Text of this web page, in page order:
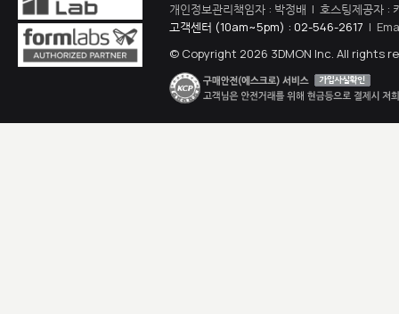
개인정보관리책임자 : 박정배 | 호스팅제공자 :
고객센터 (10am~5pm) : 02-546-2617 |
© Copyright 2026 3DMON Inc. All rights